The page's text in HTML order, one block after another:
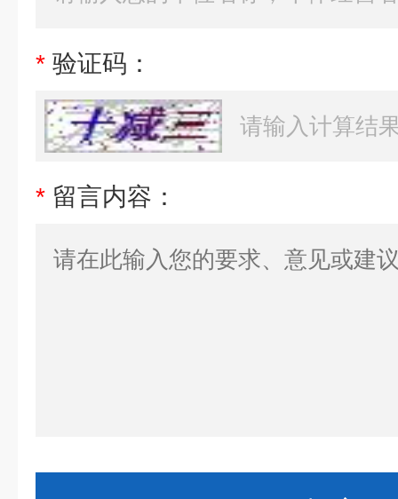
* 验证码：
* 留言内容：